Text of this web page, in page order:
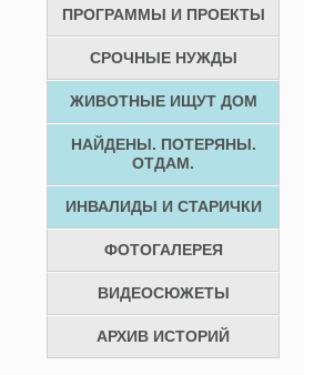
ПРОГРАММЫ И ПРОЕКТЫ
СРОЧНЫЕ НУЖДЫ
ЖИВОТНЫЕ ИЩУТ ДОМ
НАЙДЕНЫ. ПОТЕРЯНЫ.
ОТДАМ.
ИНВАЛИДЫ И СТАРИЧКИ
ФОТОГАЛЕРЕЯ
ВИДЕОСЮЖЕТЫ
АРХИВ ИСТОРИЙ